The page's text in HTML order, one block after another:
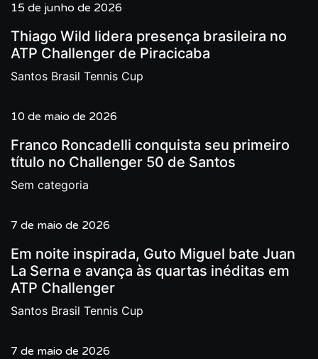
15 de junho de 2026
Thiago Wild lidera presença brasileira no
ATP Challenger de Piracicaba
Santos Brasil Tennis Cup
10 de maio de 2026
Franco Roncadelli conquista seu primeiro
título no Challenger 50 de Santos
Sem categoria
7 de maio de 2026
Em noite inspirada, Guto Miguel bate Juan
La Serna e avança às quartas inéditas em
ATP Challenger
Santos Brasil Tennis Cup
7 de maio de 2026